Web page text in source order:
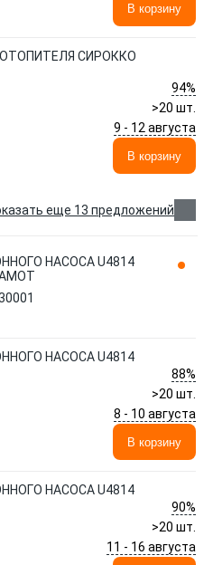
В корзину
СИРОККО
94%
>20 шт.
9 - 12 августа
В корзину
еще 13 предложений
НАСОСА U4814
НАСОСА U4814
88%
>20 шт.
8 - 10 августа
В корзину
НАСОСА U4814
90%
>20 шт.
11 - 16 августа